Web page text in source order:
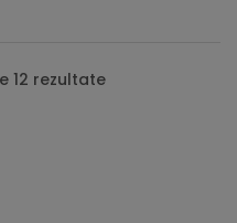
12 rezultate